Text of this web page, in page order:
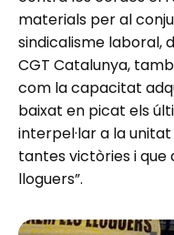
materials per al
sindicalisme laboral,
CGT Catalunya,
com la capacitat
baixat en picat els
interpel·lar a la
tantes victòries i que
lloguers”.